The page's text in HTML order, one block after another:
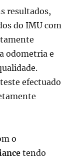
resultados,
do IMU com
odometria e
efectuado
o
tendo